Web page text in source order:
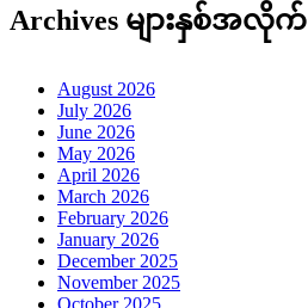
Archives များနှစ်အလိုက်
August 2026
July 2026
June 2026
May 2026
April 2026
March 2026
February 2026
January 2026
December 2025
November 2025
October 2025